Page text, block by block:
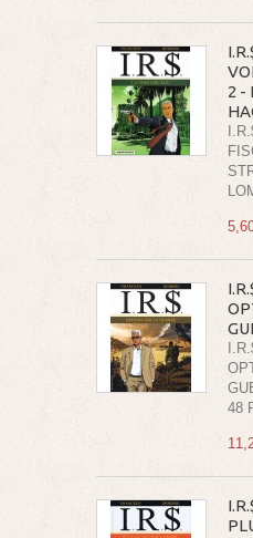
2 -
48